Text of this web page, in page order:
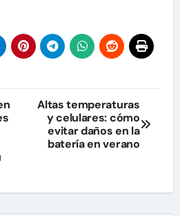
Altas temperaturas
y celulares: cómo
evitar daños en la
batería en verano